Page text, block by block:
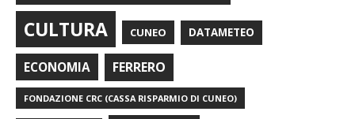
CULTURA CUNEO DATAMETEO
ECONOMIA FERRERO
FONDAZIONE CRC (CASSA RISPARMIO DI CUNEO)